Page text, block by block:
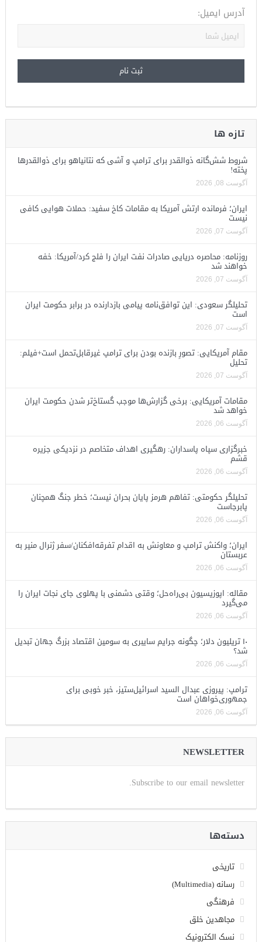
آدرس ایمیل:
تازه ها
شروط شش‌گانه ذوالقدر برای ترامپ و آشی که نتانیاهو برای ذوالقدرها
پخته!
آگوست 08, 2026
ایران؛ فرمانده ارتش آمریکا به مقامات کاخ سفید: حملات هوایی کافی
نیست
آگوست 07, 2026
روزنامه: محاصره دریایی صادرات نفت ایران را فلج کرد/آمریکا: خفه
خواهند شد
آگوست 07, 2026
تحلیلگر سعودی: این توافق‌نامه پیامی بازدارنده در برابر حکومت ایران
است
آگوست 07, 2026
مقام آمریکایی: تصورِ بازنده بودن برای ترامپ غیرقابل‌تحمل است+فیلم:
تحلیل
آگوست 07, 2026
مقامات آمریکایی: برخی گزارش‌ها موجب گستاخ‌تر شدن حکومت ایران
خواهد شد
آگوست 06, 2026
خبرگزاری سپاه پاسداران: رهگیری اهداف متخاصم در نزدیکی جزیره
قشم
آگوست 06, 2026
تحلیلگر حکومتی: تفاهم هرمز پایان بحران نیست؛ خطر جنگ همچنان
پابرجاست
آگوست 06, 2026
ایران؛ واکنش ترامپ و معاونش به اقدام تفرقه‌افکنان/سفر ژنرال منیر به
عربستان
آگوست 06, 2026
مقاله: اپوزیسیون بی‌راه‌حل؛ وقتی دشمنی با پهلوی جای نجات ایران را
می‌گیرد
آگوست 06, 2026
۱۰ تریلیون دلار؛ چگونه جرایم سایبری به سومین اقتصاد بزرگ جهان تبدیل
شد؟
آگوست 06, 2026
ترامپ: پیروزی عبدال السید اسرائیل‌ستیز، خبر خوبی برای
جمهوری‌خواهان است
آگوست 06, 2026
NEWSLETTER
Subscribe to our email newsletter.
دسته‌ها
تاریخی
رسانه (Multimedia)
فرهنگی
مجاهدین خلق
نسک الکترونیک